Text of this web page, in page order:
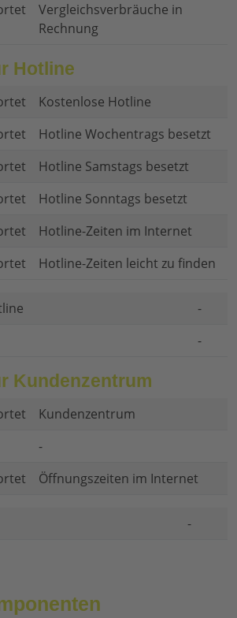
Vergleichsverbräuche in
Rechnung
Hotline
Kostenlose Hotline
Hotline Wochentrags besetzt
Hotline Samstags besetzt
Hotline Sonntags besetzt
Hotline-Zeiten im Internet
Hotline-Zeiten leicht zu finden
-
-
Kundenzentrum
Kundenzentrum
-
Öffnungszeiten im Internet
-